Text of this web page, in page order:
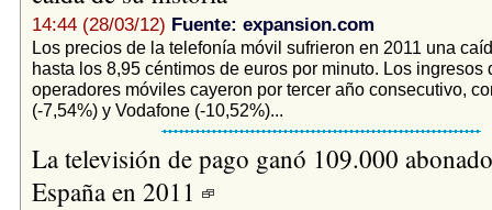
14:44 (28/03/12) Fuente: expansion.com
Los precios de la telefonía móvil sufrieron en 2011 una
hasta los 8,95 céntimos de euros por minuto. Los ingresos
operadores móviles cayeron por tercer año consecutivo,
(-7,54%) y Vodafone (-10,52%)...
La televisión de pago ganó 109.000
España en 2011